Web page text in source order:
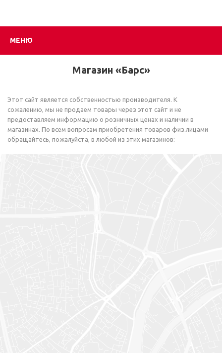
МЕНЮ
Магазин «Барс»
Этот сайт является собственностью производителя. К
сожалению, мы не продаем товары через этот сайт и не
предоставляем информацию о розничных ценах и наличии в
магазинах. По всем вопросам приобретения товаров физ.лицами
обращайтесь, пожалуйста, в любой из этих магазинов: